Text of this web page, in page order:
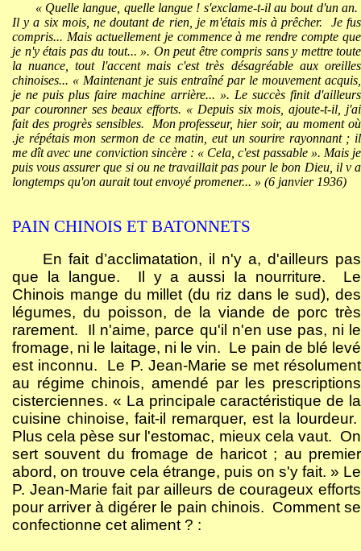
« Quelle langue, quelle langue ! s'exclame-t-il au bout d'un an.
Il y a six mois, ne doutant de rien, je m'étais mis à prêcher.
Je fus
compris... Mais actuellement je commence à me rendre compte que
je n'y étais pas du tout... ». On peut être compris sans y mettre toute
la nuance, tout l'accent mais c'est très désagréable aux oreilles
chinoises... « Maintenant je suis entraîné par le mouvement acquis,
je ne puis plus faire machine arrière... ». Le succès finit d'ailleurs
par couronner ses beaux efforts. « Depuis six mois, ajoute-t-il, j'ai
fait des progrès sensibles.
Mon professeur, hier soir, au moment où
.je répétais mon sermon de ce matin, eut un sourire rayonnant ; il
me dît avec une conviction sincère : « Cela, c'est passable ». Mais je
puis vous assurer que si ou ne travaillait pas pour le bon Dieu, il v a
longtemps qu'on aurait tout envoyé promener... » (6 janvier 1936)
PAIN CHINOIS ET BATONNETS
En fait d’acclimatation, il n'y a, d'ailleurs pas
que la langue.
Il y a aussi Ia nourriture.
Le
Chinois mange du millet (du riz dans le sud), des
légumes, du poisson, de la viande de porc très
rarement.
Il n'aime, parce qu'il n'en use pas, ni le
fromage, ni le laitage, ni le vin. Le pain de blé levé
est inconnu.
Le P. Jean-Marie se met résolument
au régime chinois, amendé par les prescriptions
cisterciennes. « La principale caractéristique de la
cuisine chinoise, fait-il remarquer, est la lourdeur.
Plus cela pèse sur l'estomac, mieux cela vaut. On
sert souvent du fromage de haricot ; au premier
abord, on trouve cela étrange, puis on s'y fait. » Le
P. Jean-Marie fait par ailleurs de courageux efforts
pour arriver à digérer le pain chinois. Comment se
confectionne cet aliment ? :